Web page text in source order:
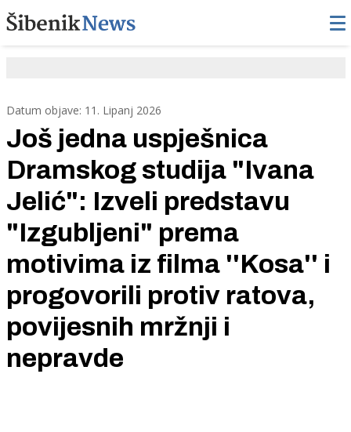
Datum objave: 11. Lipanj 2026
Još jedna uspješnica
Dramskog studija "Ivana
Jelić": Izveli predstavu
"Izgubljeni" prema
motivima iz filma ''Kosa'' i
progovorili protiv ratova,
povijesnih mržnji i
nepravde